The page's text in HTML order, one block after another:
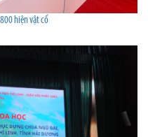
hiện vật cổ